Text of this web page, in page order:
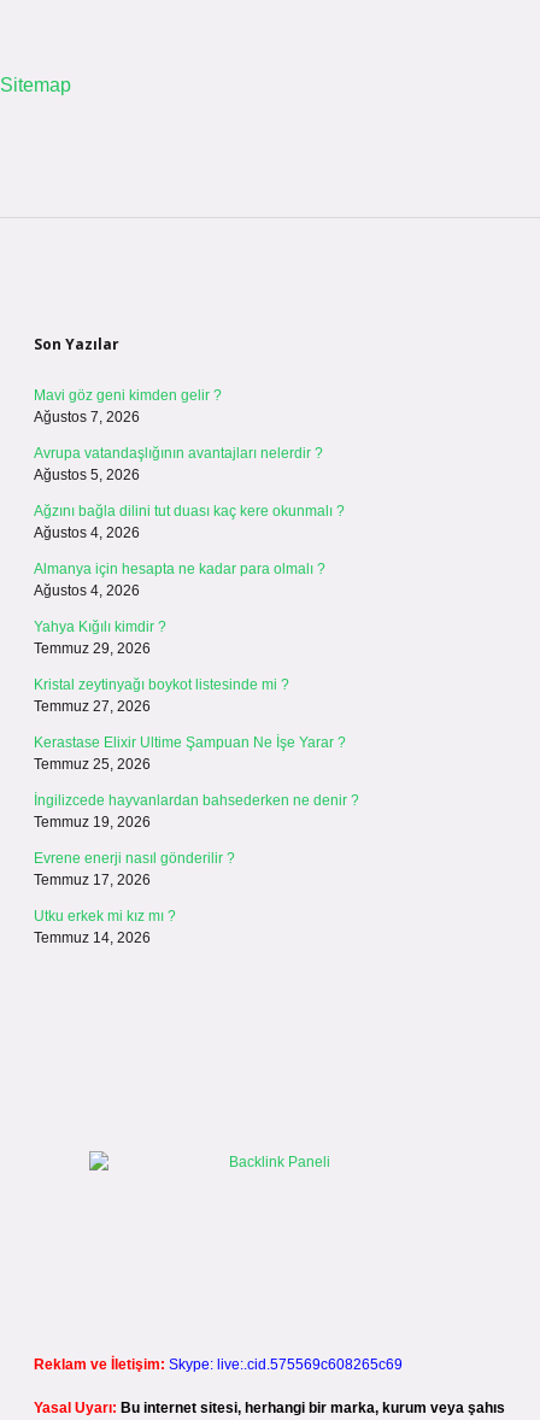
Sitemap
Son Yazılar
Mavi göz geni kimden gelir ?
Ağustos 7, 2026
Avrupa vatandaşlığının avantajları nelerdir ?
Ağustos 5, 2026
Ağzını bağla dilini tut duası kaç kere okunmalı ?
Ağustos 4, 2026
Almanya için hesapta ne kadar para olmalı ?
Ağustos 4, 2026
Yahya Kığılı kimdir ?
Temmuz 29, 2026
Kristal zeytinyağı boykot listesinde mi ?
Temmuz 27, 2026
Kerastase Elixir Ultime Şampuan Ne İşe Yarar ?
Temmuz 25, 2026
İngilizcede hayvanlardan bahsederken ne denir ?
Temmuz 19, 2026
Evrene enerji nasıl gönderilir ?
Temmuz 17, 2026
Utku erkek mi kız mı ?
Temmuz 14, 2026
Reklam ve İletişim: Skype: live:.cid.575569c608265c69
Yasal Uyarı: Bu internet sitesi, herhangi bir marka, kurum veya şahıs